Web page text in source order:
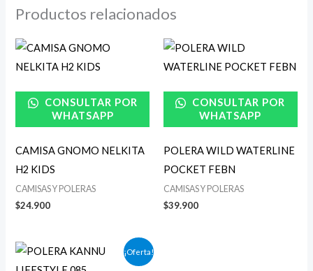
Productos relacionados
CONSULTAR POR
WHATSAPP
CAMISA GNOMO NELKITA
H2 KIDS
CAMISAS Y POLERAS
$24.900
CONSULTAR POR
WHATSAPP
POLERA WILD WATERLINE
POCKET FEBN
CAMISAS Y POLERAS
$39.900
¡Oferta!
El
precio
El
precio